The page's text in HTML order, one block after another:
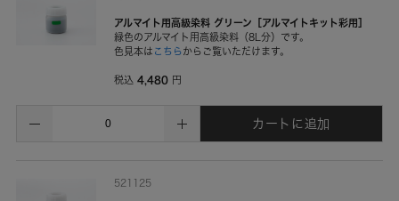
アルマイト用高級染料 グリーン［アルマイトキット彩用］
緑色のアルマイト用高級染料（8L分）です。
色見本は こちらからご覧いただけます。
税込 4,480 円
カートに追加
521125